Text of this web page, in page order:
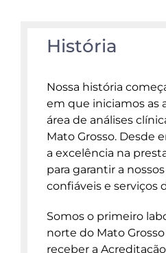
História
Nossa história
em que iniciamos as
área de análises
Mato Grosso. Desde
a excelência na
para garantir a
confiáveis e serviços
Somos o primeiro
norte do Mato
receber a